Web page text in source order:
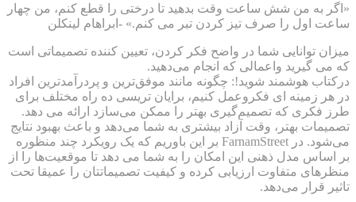
«اگر به من شش ساعت وقت بدهید تا درختی را قطع کنم، من چهار
ساعت اول را صرف تیز کردن تبر می کنم.» -ابراهام لینکلن
میزان توانایی شما در واضح فکر کردن، تعیین کننده تصمیماتی است
که می گیرید واعمالی که انجام می‌دهید.
درکتاب هوشمند شوید!: چگونه مانند موفق‌ترین و پردرآمدترین افراد
در هر زمینه ای فکروعمل کنیم، برایان تریسی ده راه مختلف برای
طرز فکری که تصمیم‌گیری بهتر را ممکن می‌سازد ارائه می دهد.
تصمیمات بهتر، وقت آزاد بیشتری به شما می‌دهد و باعث بهبود نتایج
می‌شود. در FarnamStreet بر این باوریم که یک رویکرد چند منظوره
بر اساس مدل ذهنی این امکان را به شما می دهد تا موقعیت‌ها را از
منظرهای متفاوت ارزیابی کرده و کیفیت تصمیماتتان را عمیقا تحت
تاثیر قرار می‌دهد.